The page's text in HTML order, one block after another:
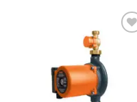
deseos